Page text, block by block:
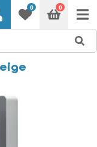
0 0